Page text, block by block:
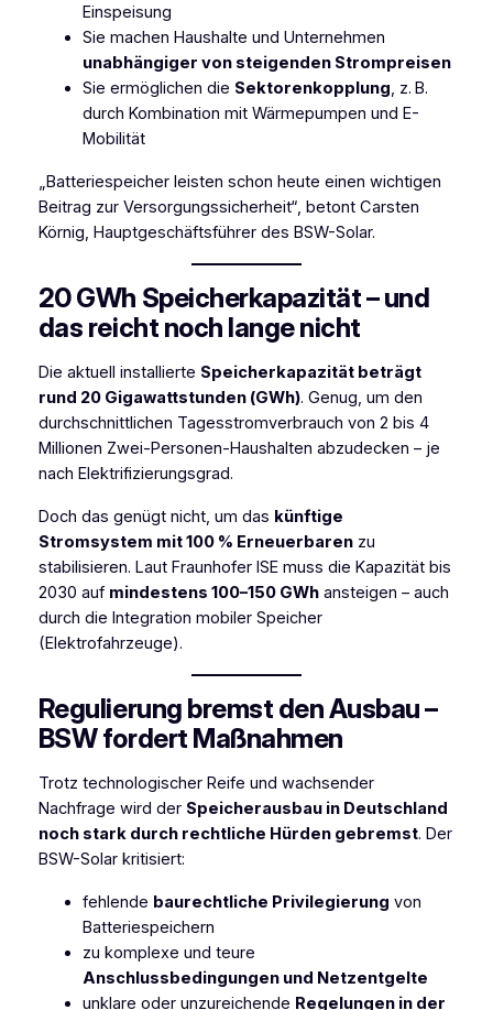
Einspeisung
Sie machen Haushalte und Unternehmen
unabhängiger von steigenden Strompreisen
Sie ermöglichen die Sektorenkopplung, z. B.
durch Kombination mit Wärmepumpen und E-
Mobilität
„Batteriespeicher leisten schon heute einen wichtigen
Beitrag zur Versorgungssicherheit“, betont Carsten
Körnig, Hauptgeschäftsführer des BSW-Solar.
20 GWh Speicherkapazität – und
das reicht noch lange nicht
Die aktuell installierte Speicherkapazität beträgt
rund 20 Gigawattstunden (GWh). Genug, um den
durchschnittlichen Tagesstromverbrauch von 2 bis 4
Millionen Zwei-Personen-Haushalten abzudecken – je
nach Elektrifizierungsgrad.
Doch das genügt nicht, um das künftige
Stromsystem mit 100 % Erneuerbarenzu
stabilisieren. Laut Fraunhofer ISE muss die Kapazität bis
2030 auf mindestens 100–150 GWhansteigen – auch
durch die Integration mobiler Speicher
(Elektrofahrzeuge).
Regulierung bremst den Ausbau –
BSW fordert Maßnahmen
Trotz technologischer Reife und wachsender
Nachfrage wird der Speicherausbau in Deutschland
noch stark durch rechtliche Hürden gebremst. Der
BSW-Solar kritisiert:
fehlende baurechtliche Privilegierung von
Batteriespeichern
zu komplexe und teure
Anschlussbedingungen und Netzentgelte
unklare oder unzureichende Regelungen in der